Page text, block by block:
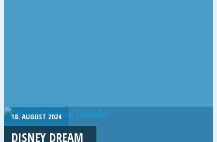
18. AUGUST 2024
DISNEY DREAM